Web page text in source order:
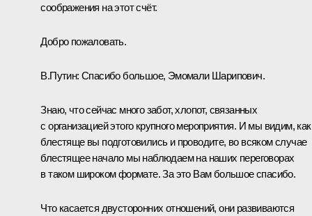
соображения на этот счёт.
Добро пожаловать.
В.Путин: Спасибо большое, Эмомали Шарипович.
Знаю, что сейчас много забот, хлопот, связанных
с организацией этого крупного мероприятия. И мы видим, как
блестяще вы подготовились и проводите, во всяком случае
блестящее начало мы наблюдаем на наших переговорах
в таком широком формате. За это Вам большое спасибо.
Что касается двусторонних отношений, они развиваются